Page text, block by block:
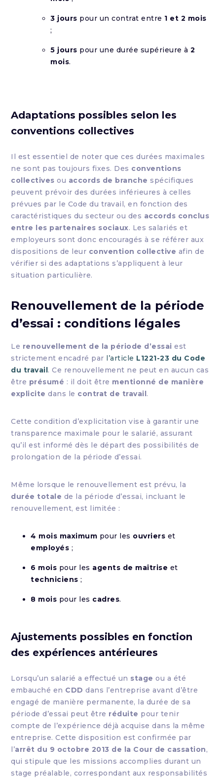
3 jours pour un contrat entre 1 et 2 mois
;
5 jours pour une durée supérieure à2
mois.
Adaptations possibles selon les
conventions collectives
Il est essentiel de noter que ces durées maximales
ne sont pas toujours fixes. Des conventions
collectives ou accords de branche spécifiques
peuvent prévoir des durées inférieures à celles
prévues par le Code du travail, en fonction des
caractéristiques du secteur ou des accords conclus
entre les partenaires sociaux. Les salariés et
employeurs sont donc encouragés à se référer aux
dispositions de leur convention collective afin de
vérifier si des adaptations s’appliquent à leur
situation particulière.
Renouvellement de la période
d’essai : conditions légales
Le renouvellement de la période d’essai est
strictement encadré par l’article L1221-23 du Code
du travail. Ce renouvellement ne peut en aucun cas
être présumé : il doit être mentionné de manière
explicite dans le contrat de travail.
Cette condition d’explicitation vise à garantir une
transparence maximale pour le salarié, assurant
qu’il est informé dès le départ des possibilités de
prolongation de la période d’essai.
Même lorsque le renouvellement est prévu, la
durée totale de la période d’essai, incluant le
renouvellement, est limitée :
4 mois maximum pour les ouvriers et
employés ;
6 mois pour les agents de maîtrise et
techniciens ;
8 mois pour les cadres.
Ajustements possibles en fonction
des expériences antérieures
Lorsqu’un salarié a effectué un stage ou a été
embauché en CDD dans l’entreprise avant d’être
engagé de manière permanente, la durée de sa
période d’essai peut être réduite pour tenir
compte de l’expérience déjà acquise dans la même
entreprise. Cette disposition est confirmée par
l’arrêt du 9 octobre 2013 de la Cour de cassation,
qui stipule que les missions accomplies durant un
stage préalable, correspondant aux responsabilités